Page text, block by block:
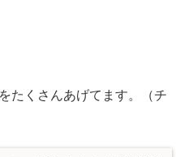
たくさんあげてます。（チ